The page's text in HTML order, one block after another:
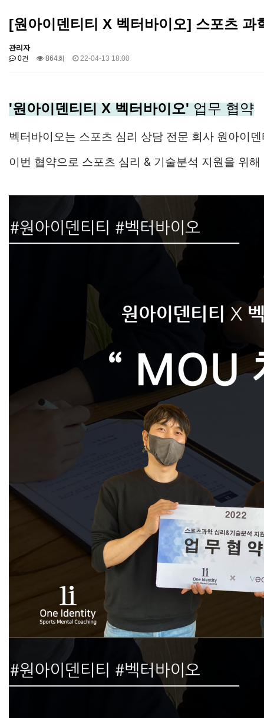
[원아이덴티티 X 벡터바이오] 스포츠
관리자
0건
864회 22-04-13 18:00
'원아이덴티티 X 벡터바이오' 업무 협약
벡터바이오는 스포츠 심리 상담 전문 회사 원아이
이번 협약으로 스포츠 심리 & 기술분석 지원을 위